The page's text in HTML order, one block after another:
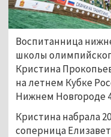
Воспитанница
школы
Кристина
на летнем Кубке
Нижнем Новгороде
Кристина набрала
соперница